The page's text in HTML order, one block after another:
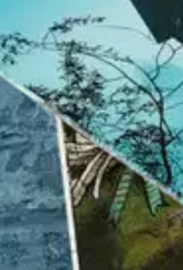
kertaa paetaan
16+
lapsille. Sisältää